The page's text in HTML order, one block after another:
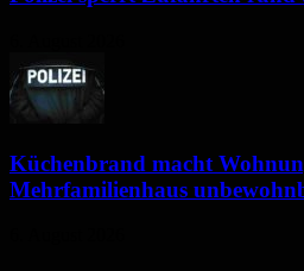
Küchenbrand macht
Mehrfamilienhaus